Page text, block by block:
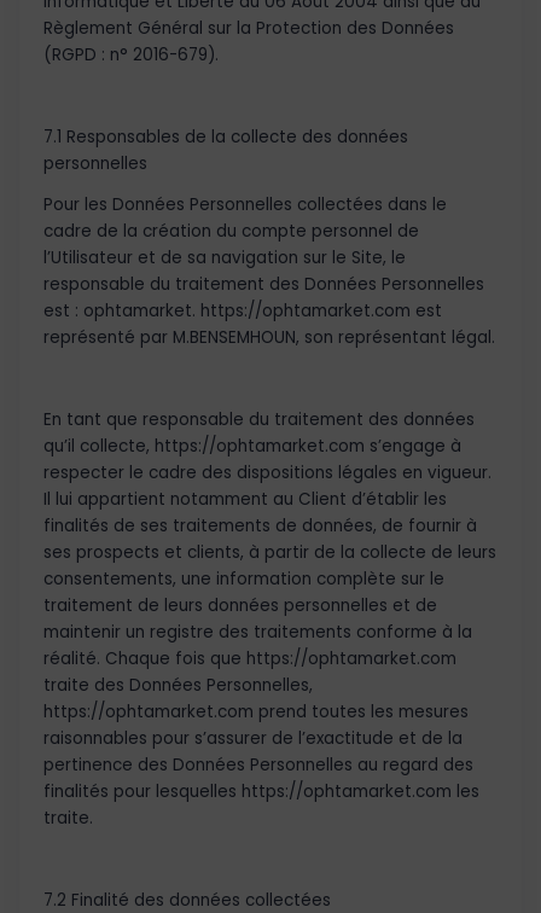
Règlement Général sur la Protection des Données
(RGPD : n° 2016-679).
7.1 Responsables de la collecte des données
personnelles
Pour les Données Personnelles collectées dans le
cadre de la création du compte personnel de
l’Utilisateur et de sa navigation sur le Site, le
responsable du traitement des Données Personnelles
est : ophtamarket. https://ophtamarket.com est
représenté par M.BENSEMHOUN, son représentant légal.
En tant que responsable du traitement des données
qu’il collecte, https://ophtamarket.com s’engage à
respecter le cadre des dispositions légales en vigueur.
Il lui appartient notamment au Client d’établir les
finalités de ses traitements de données, de fournir à
ses prospects et clients, à partir de la collecte de leurs
consentements, une information complète sur le
traitement de leurs données personnelles et de
maintenir un registre des traitements conforme à la
réalité. Chaque fois que https://ophtamarket.com
traite des Données Personnelles,
https://ophtamarket.com prend toutes les mesures
raisonnables pour s’assurer de l’exactitude et de la
pertinence des Données Personnelles au regard des
finalités pour lesquelles https://ophtamarket.com les
traite.
7.2 Finalité des données collectées